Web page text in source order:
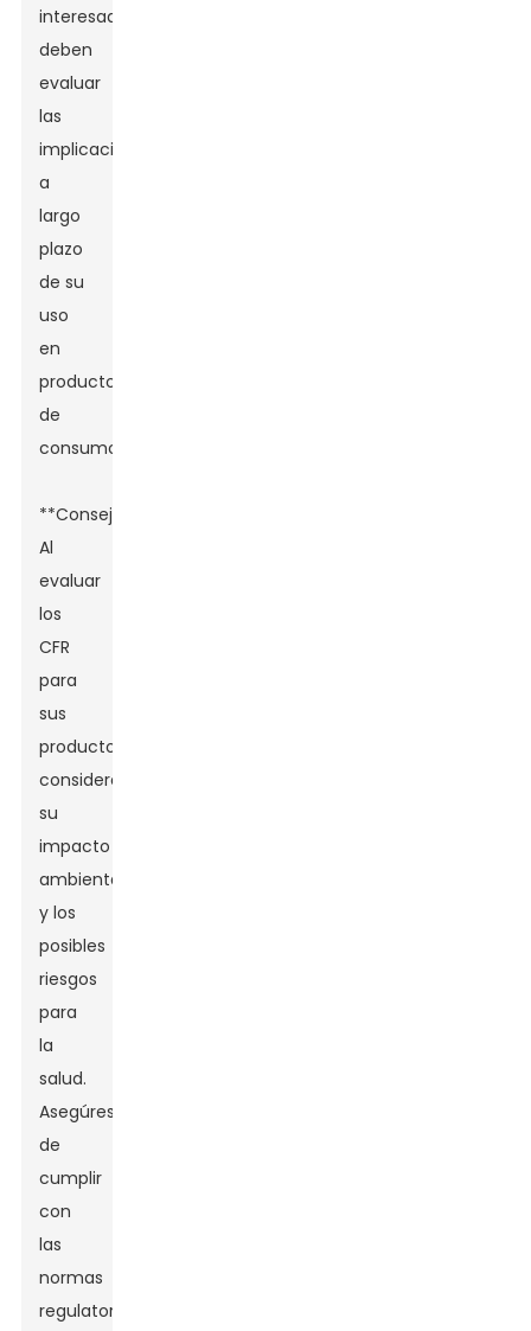
interesadas
deben
evaluar
las
implicaciones
a
largo
plazo
de su
uso
en
productos
de
consumo.
**Consejos:**
Al
evaluar
los
CFR
para
sus
productos,
considere
su
impacto
ambiental
y los
posibles
riesgos
para
la
salud.
Asegúrese
de
cumplir
con
las
normas
regulatorias